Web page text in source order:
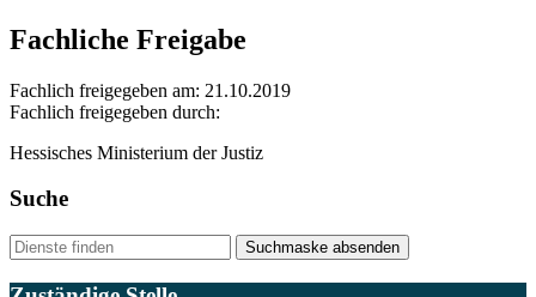
Fachliche Freigabe
Fachlich freigegeben am: 21.10.2019
Fachlich freigegeben durch:
Hessisches Ministerium der Justiz
Suche
Suchmaske absenden